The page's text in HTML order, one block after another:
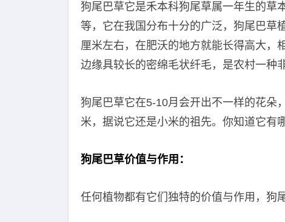
狗尾巴草它是禾本科狗尾草属一年生的草
等，它在我国分布十分的广泛，狗尾巴草
厘米左右，在肥沃的地方就能长得高大，
边缘具较长的密绵毛状纤毛，是农村一种
狗尾巴草它在5-10月会开出不一样的花朵
米，据说它还是小米的祖先。你知道它有
狗尾巴草价值与作用：
任何植物都有它们独特的价值与作用，狗